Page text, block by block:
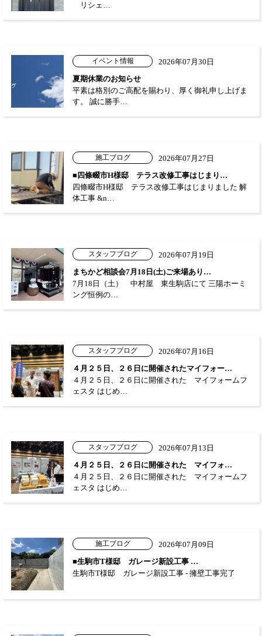
リシェ…
イベント情報
2026年07月30日
夏期休業のお知らせ
平素は格別のご高配を賜わり、厚く御礼申し上げま
す。 誠に勝手…
施工ブログ
2026年07月27日
■四條畷市H様邸 テラス改修工事はじまり…
四條畷市H様邸 テラス改修工事はじまりました 解
体工事 &n…
スタッフブログ
2026年07月19日
まちかど相談会7月18日(土)ご来場あり…
7月18日（土） 中村屋 東生駒店にて 三陽ホーミ
ング恒例の…
スタッフブログ
2026年07月16日
４月２５日、２６日に開催されたマイフォー…
４月２５日、２６日に開催された マイフォームフ
ェスタ はじめ…
スタッフブログ
2026年07月13日
４月２５日、２６日に開催された マイフォ…
４月２５日、２６日に開催された マイフォームフ
ェスタ はじめ…
施工ブログ
2026年07月09日
■生駒市T様邸 ガレージ新設工事 …
生駒市T様邸 ガレージ新設工事 - 擁壁工事完了